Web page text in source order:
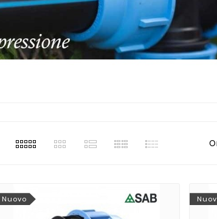
Nuovo